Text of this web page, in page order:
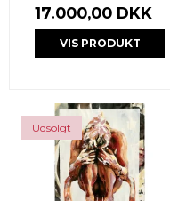
17.000,00 DKK
VIS PRODUKT
Udsolgt